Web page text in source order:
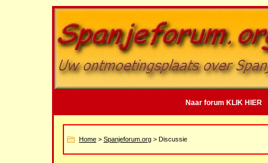
Naar forum KLIK HIER
Home > Spanjeforum.org > Discussie